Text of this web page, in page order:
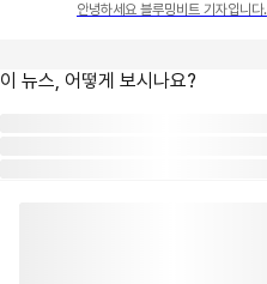
안녕하세요 블루밍비트 기자입니다.
이 뉴스, 어떻게 보시나요?